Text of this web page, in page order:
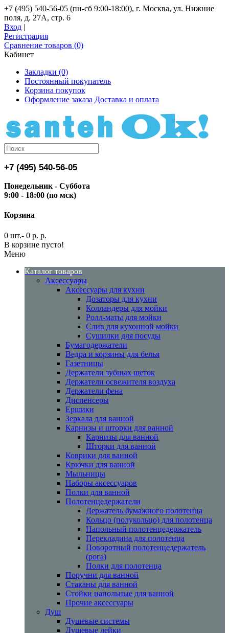
+7 (495) 540-56-05 (пн-сб 9:00-18:00), г. Москва, ул. Нижние
поля, д. 27А, стр. 6
Вход |
Регистрация
Сравнение товаров (0)
Кабинет
Закладки (0)
Постоянный покупатель
Корзина покупок
Оформление заказа Доставка и оплата
+7 (495) 540-56-05
Понедельник - Суббота
9:00 - 18:00 (по мск)
Корзина
0 шт.- 0 р. р.
В корзине пусто!
Меню
Каталог товаров
Аксессуары
Аксессуары для кухни
Дозаторы для кухни
Колландеры для мойки
Ролл-маты для мойки
Слив для кухонной мойки
Сушилки для посуды
Бумагодержатели
Ведра и корзины для белья
Газетницы
Держатели зубных щеток
Держатели освежителя воздуха
Держатели фена
Диспенсеры
Ершики
Зеркала для ванной
Карнизы и шторки для ванной
Карнизы для ванной
Шторки для ванной
Коврики для ванной
Крючки для ванной
Мыльницы
Наборы аксессуаров
Полки для ванной
Полотенцедержатели
Держатель бумажного полотенца
Кольцо (полукольцо) для полотенца
Напольный полотенцедержатель
Перекладина для полотенца
Поворотный полотенцедержатель
(рога)
Полки для полотенца
Поручни для ванной
Стаканы для ванной
Стойки напольные для ванной
Прочие аксессуары
Душ
Душевые системы
Душевые лейки